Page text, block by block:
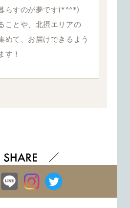
らすのが夢です(*^^*)
ことや、北摂エリアの
めて、お届けできるよう
す！